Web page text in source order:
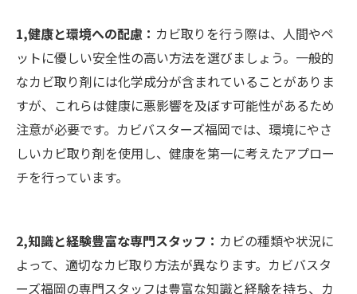
1,健康と環境への配慮： カビ取りを行う際は、人間やペ
ットに優しい安全性の高い方法を選びましょう。一般的
なカビ取り剤には化学成分が含まれていることがありま
すが、これらは健康に悪影響を及ぼす可能性があるため
注意が必要です。カビバスターズ福岡では、環境にやさ
しいカビ取り剤を使用し、健康を第一に考えたアプロー
チを行っています。
2,知識と経験豊富な専門スタッフ： カビの種類や状況に
よって、適切なカビ取り方法が異なります。カビバスタ
ーズ福岡の専門スタッフは豊富な知識と経験を持ち、カ